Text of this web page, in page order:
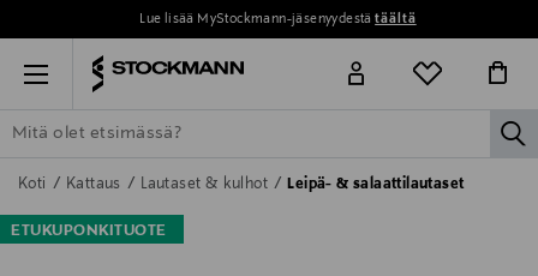
Lue lisää MyStockmann-jäsenyydestätäältä
Menu
ETSI KAIKKI NAISET MIEHET LAPSET KOTI
Koti Kattaus Lautaset & kulhot Leipä- & salaattilautaset
ETUKUPONKITUOTE